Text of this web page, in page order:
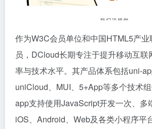
作为W3C会员单位和中国HTML5产
员，DCloud长期专注于提升移动互联
率与技术水平。其产品体系包括uni-
uniCloud、MUI、5+App等多个技术
app支持使用JavaScript开发一次、多
iOS、Android、Web及各类小程序平